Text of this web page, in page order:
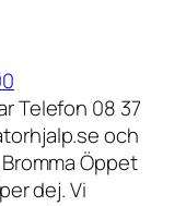
Telefon 08 37
och
Öppet
dej. Vi